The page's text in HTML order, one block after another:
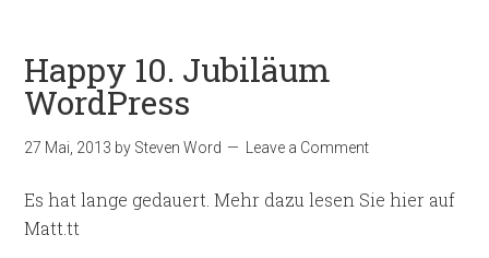
Happy 10. Jubiläum
WordPress
27 Mai, 2013 by Steven Word Leave a Comment
Es hat lange gedauert. Mehr dazu lesen Sie hier auf
Matt.tt